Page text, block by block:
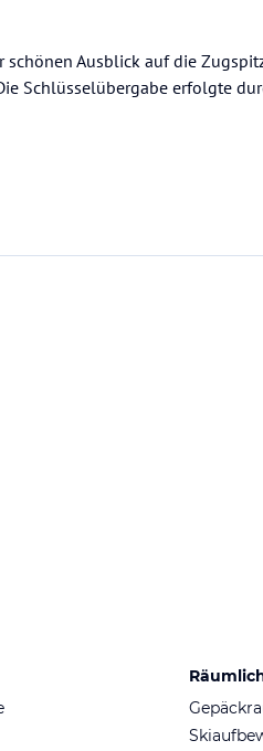
Ausblick auf die
Schlüsselübergabe erfolgte